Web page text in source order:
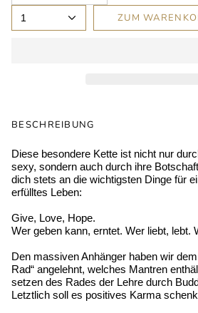
1 ZUM
BESCHREIBUNG
Diese besondere Kette ist nicht nur
sexy, sondern auch durch ihre
dich stets an die wichtigsten Dinge für
erfülltes Leben:
Give, Love, Hope.
Wer geben kann, erntet. Wer liebt, lebt.
Den massiven Anhänger haben wir
Rad“ angelehnt, welches Mantren
setzen des Rades der Lehre durch
Letztlich soll es positives Karma